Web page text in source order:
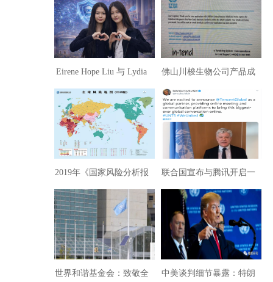
Eirene Hope Liu 与 Lydia
Lin参加白宫AI 挑战赛倡议
校园安全获总统亲赞！
佛山川梭生物公司产品成
功进入联合国全球采购
2019年《国家风险分析报
告》揭示全球风险
联合国宣布与腾讯开启一
项全新全球合作
世界和谐基金会：致敬全 中美谈判细节暴露：特朗